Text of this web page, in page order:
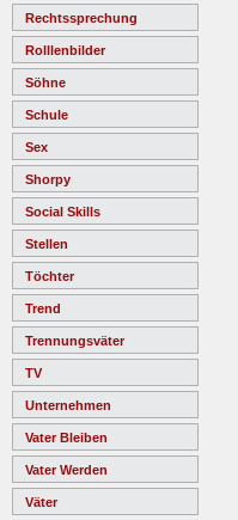
Rechtssprechung
Rolllenbilder
Söhne
Schule
Sex
Shorpy
Social Skills
Stellen
Töchter
Trend
Trennungsväter
TV
Unternehmen
Vater Bleiben
Vater Werden
Väter